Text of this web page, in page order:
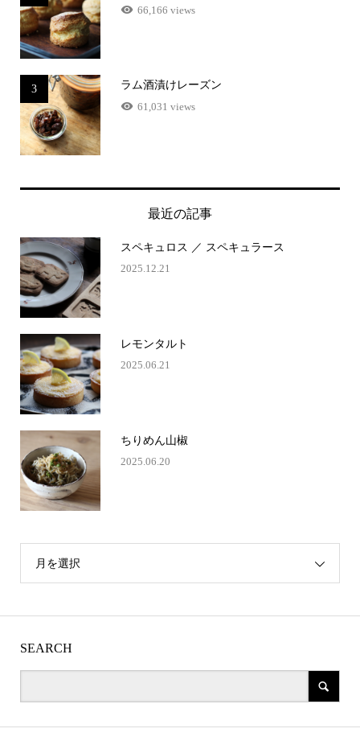
66,166 views
3
ラム酒漬けレーズン
61,031 views
最近の記事
スペキュロス ／ スペキュラース
2025.12.21
レモンタルト
2025.06.21
ちりめん山椒
2025.06.20
月を選択
SEARCH